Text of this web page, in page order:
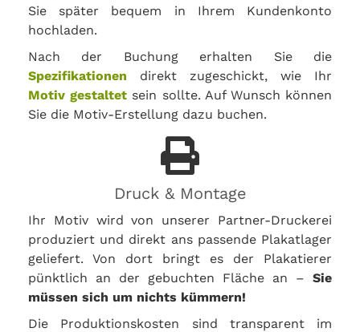
Sie später bequem in Ihrem Kundenkonto
hochladen.
Nach der Buchung erhalten Sie die
Spezifikationen direkt zugeschickt, wie Ihr
Motiv gestaltet sein sollte. Auf Wunsch können
Sie die Motiv-Erstellung dazu buchen.
Druck & Montage
Ihr Motiv wird von unserer Partner-Druckerei
produziert und direkt ans passende Plakatlager
geliefert. Von dort bringt es der Plakatierer
pünktlich an der gebuchten Fläche an – Sie
müssen sich um nichts kümmern!
Die Produktionskosten sind transparent im